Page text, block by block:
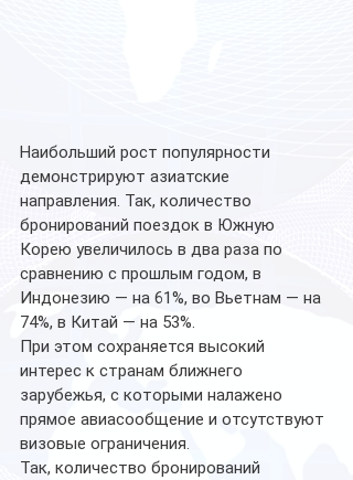
Наибольший рост популярности
демонстрируют азиатские
направления. Так, количество
бронирований поездок в Южную
Корею увеличилось в два раза по
сравнению с прошлым годом, в
Индонезию — на 61%, во Вьетнам — на
74%, в Китай — на 53%.
При этом сохраняется высокий
интерес к странам ближнего
зарубежья, с которыми налажено
прямое авиасообщение и отсутствуют
визовые ограничения.
Так, количество бронирований